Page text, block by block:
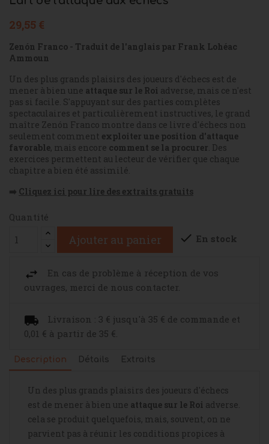
29,55 €
Zenón Franco - Traduit de l'anglais par Frank Lohéac
Ammoun
Un des plus grands plaisirs des joueurs d'échecs est de
mener à bien une attaque sur le Roi adverse, mais ce n'est
pas si facile. S'appuyant sur des parties complètes
spectaculaires et particulièrement instructives, le grand
maître Zenón Franco montre dans ce livre d'échecs non
seulement comment exploiter une position d'attaque
favorable, mais encore comment se la procurer . Des
exercices permettent au lecteur de vérifier que chaque
chapitre a bien été assimilé.
➡️ Cliquez ici pour lire des extraits gratuits
Quantité
Ajouter au panier  En stock
En cas de problème à réception de vos
ouvrages, merci de nous contacter.
Livraison : 3 € jusqu'à 35 € de commande et
0,01 € à partir de 35 €.
Description Détails Extraits
Un des plus grands plaisirs des joueurs d'échecs
est de mener à bien une attaque sur le Roi adverse.
cela se produit quelquefois, mais, souvent, on ne
parvient pas à réunir les conditions propices à